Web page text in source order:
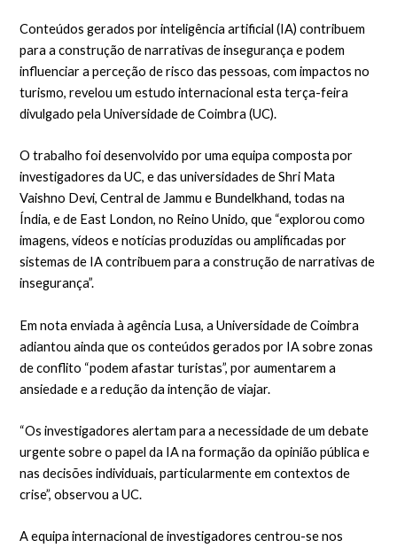
Conteúdos gerados por inteligência artificial (IA) contribuem
para a construção de narrativas de insegurança e podem
influenciar a perceção de risco das pessoas, com impactos no
turismo, revelou um estudo internacional esta terça-feira
divulgado pela Universidade de Coimbra (UC).
O trabalho foi desenvolvido por uma equipa composta por
investigadores da UC, e das universidades de Shri Mata
Vaishno Devi, Central de Jammu e Bundelkhand, todas na
Índia, e de East London, no Reino Unido, que “explorou como
imagens, vídeos e notícias produzidas ou amplificadas por
sistemas de IA contribuem para a construção de narrativas de
insegurança”.
Em nota enviada à agência Lusa, a Universidade de Coimbra
adiantou ainda que os conteúdos gerados por IA sobre zonas
de conflito “podem afastar turistas”, por aumentarem a
ansiedade e a redução da intenção de viajar.
“Os investigadores alertam para a necessidade de um debate
urgente sobre o papel da IA na formação da opinião pública e
nas decisões individuais, particularmente em contextos de
crise”, observou a UC.
A equipa internacional de investigadores centrou-se nos